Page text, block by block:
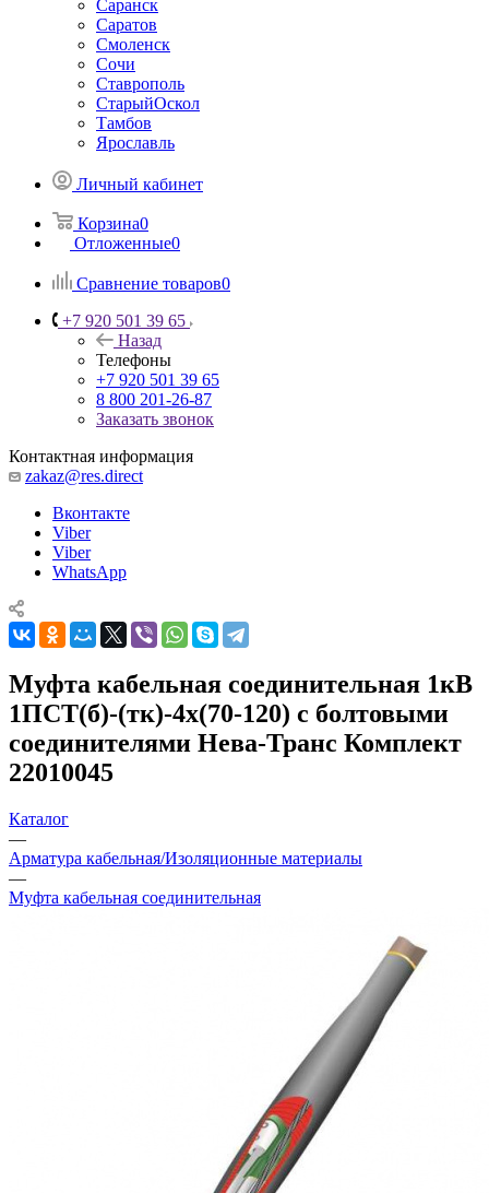
Саранск
Саратов
Смоленск
Сочи
Ставрополь
СтарыйОскол
Тамбов
Ярославль
Личный кабинет
Корзина0
Отложенные0
Сравнение товаров0
+7 920 501 39 65
Назад
Телефоны
+7 920 501 39 65
8 800 201-26-87
Заказать звонок
Контактная информация
zakaz@res.direct
Вконтакте
Viber
Viber
WhatsApp
Муфта кабельная соединительная 1кВ
1ПСТ(б)-(тк)-4х(70-120) с болтовыми
соединителями Нева-Транс Комплект
22010045
Каталог
—
Арматура кабельная/Изоляционные материалы
—
Муфта кабельная соединительная